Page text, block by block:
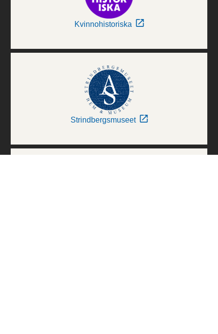
Kvinnohistoriska
Strindbergsmuseet